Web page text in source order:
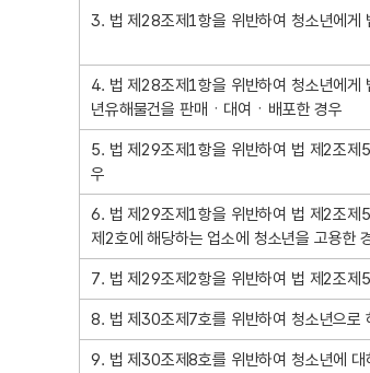
따
징
금
부
과
기
3. 법 제28조제1항을 위반하여 청소년에게
4. 법 제28조제1항을 위반하여 청소년에게
년유해물건을 판매ㆍ대여ㆍ배포한 경우
5. 법 제29조제1항을 위반하여 법 제2조제
우
6. 법 제29조제1항을 위반하여 법 제2조
제2호에 해당하는 업소에 청소년을 고용한
7. 법 제29조제2항을 위반하여 법 제2조제
8. 법 제30조제7호를 위반하여 청소년으로
9. 법 제30조제8호를 위반하여 청소년에 대